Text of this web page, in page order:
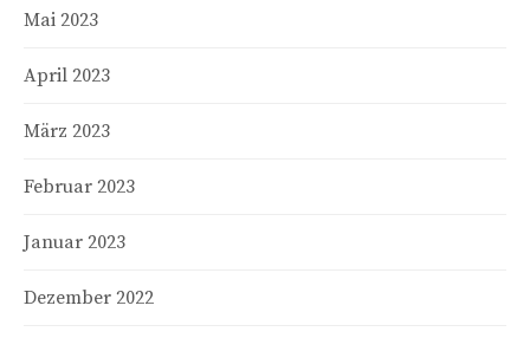
Mai 2023
April 2023
März 2023
Februar 2023
Januar 2023
Dezember 2022